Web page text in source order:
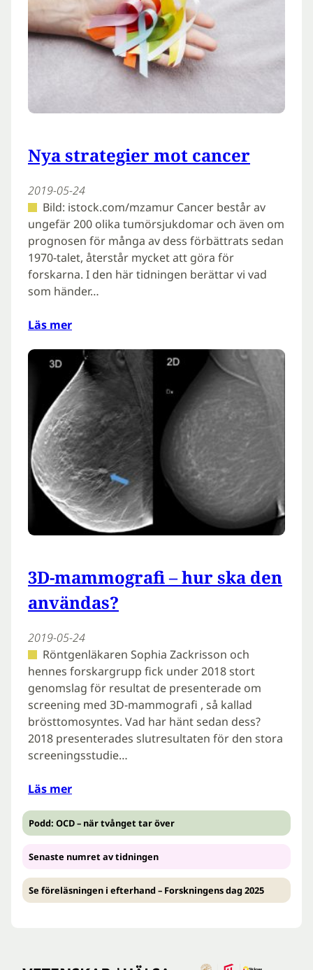
Nya strategier mot cancer
2019-05-24
Bild: istock.com/mzamur Cancer består av
ungefär 200 olika tumörsjukdomar och även om
prognosen för många av dess förbättrats sedan
1970-talet, återstår mycket att göra för
forskarna. I den här tidningen berättar vi vad
som händer…
Läs mer
3D-mammografi – hur ska den
användas?
2019-05-24
Röntgenläkaren Sophia Zackrisson och
hennes forskargrupp fick under 2018 stort
genomslag för resultat de presenterade om
screening med 3D-mammografi , så kallad
brösttomosyntes. Vad har hänt sedan dess?
2018 presenterades slutresultaten för den stora
screeningsstudie…
Läs mer
Podd: OCD – när tvånget tar över
Senaste numret av tidningen
Se föreläsningen i efterhand – Forskningens dag 2025